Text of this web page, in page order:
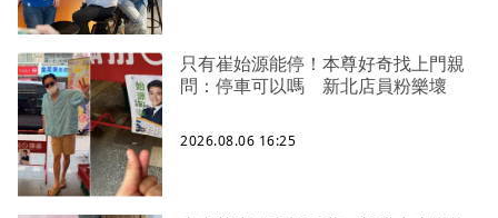
只有崔始源能停！本尊好奇找上門親
問：停車可以嗎 新北店員粉樂壞
2026.08.06 16:25